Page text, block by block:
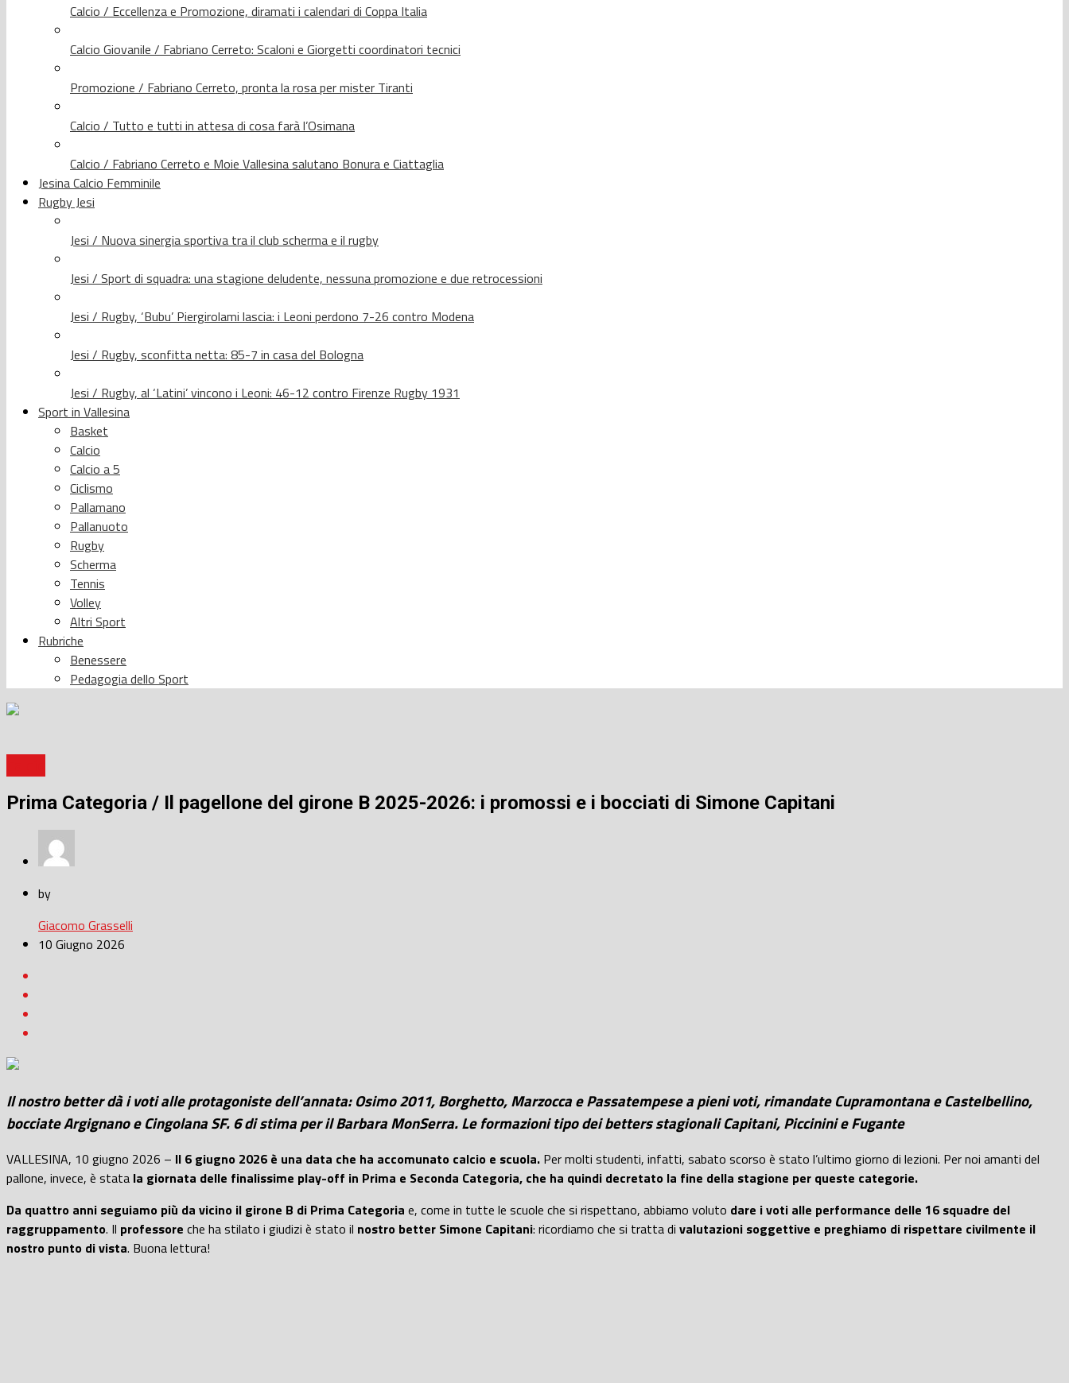
Calcio / Eccellenza e Promozione, diramati i calendari di Coppa Italia
Calcio Giovanile / Fabriano Cerreto: Scaloni e Giorgetti coordinatori tecnici
Promozione / Fabriano Cerreto, pronta la rosa per mister Tiranti
Calcio / Tutto e tutti in attesa di cosa farà l’Osimana
Calcio / Fabriano Cerreto e Moie Vallesina salutano Bonura e Ciattaglia
Jesina Calcio Femminile
Rugby Jesi
Jesi / Nuova sinergia sportiva tra il club scherma e il rugby
Jesi / Sport di squadra: una stagione deludente, nessuna promozione e due retrocessioni
Jesi / Rugby, ‘Bubu’ Piergirolami lascia: i Leoni perdono 7-26 contro Modena
Jesi / Rugby, sconfitta netta: 85-7 in casa del Bologna
Jesi / Rugby, al ‘Latini’ vincono i Leoni: 46-12 contro Firenze Rugby 1931
Sport in Vallesina
Basket
Calcio
Calcio a 5
Ciclismo
Pallamano
Pallanuoto
Rugby
Scherma
Tennis
Volley
Altri Sport
Rubriche
Benessere
Pedagogia dello Sport
Prima Categoria / Il pagellone del girone B 2025-2026: i promossi e i bocciati di Simone Capitani
by
Giacomo Grasselli
10 Giugno 2026
Il nostro better dà i voti alle protagoniste dell’annata: Osimo 2011, Borghetto, Marzocca e Passatempese a pieni voti, rimandate Cupramontana e Castelbellino,
bocciate Argignano e Cingolana SF. 6 di stima per il Barbara MonSerra. Le formazioni tipo dei betters stagionali Capitani, Piccinini e Fugante
VALLESINA, 10 giugno 2026 – Il 6 giugno 2026 è una data che ha accomunato calcio e scuola. Per molti studenti, infatti, sabato scorso è stato l’ultimo giorno di lezioni. Per noi amanti del
pallone, invece, è stata la giornata delle finalissime play-off in Prima e Seconda Categoria, che ha quindi decretato la fine della stagione per queste categorie.
Da quattro anni seguiamo più da vicino il girone B di Prima Categoria e, come in tutte le scuole che si rispettano, abbiamo voluto dare i voti alle performance delle 16 squadre del
raggruppamento. Il professore che ha stilato i giudizi è stato il nostro better Simone Capitani: ricordiamo che si tratta di valutazioni soggettive e preghiamo di rispettare civilmente il
nostro punto di vista. Buona lettura!